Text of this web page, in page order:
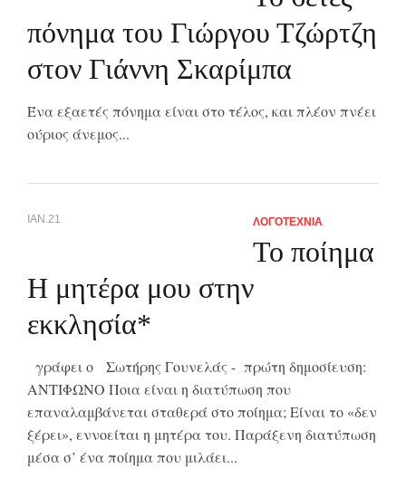
πόνημα του Γιώργου Τζώρτζη
στον Γιάννη Σκαρίμπα
Ένα εξαετές πόνημα είναι στο τέλος, και πλέον πνέει
ούριος άνεμος...
ΙΑΝ.21 ΛΟΓΟΤΕΧΝΙΑ
Το ποίημα
Η μητέρα μου στην
εκκλησία*
γράφει ο Σωτήρης Γουνελάς - πρώτη δημοσίευση:
ΑΝΤΙΦΩΝΟ Ποια είναι η διατύπωση που
επαναλαμβάνεται σταθερά στο ποίημα; Είναι το «δεν
ξέρει», εννοείται η μητέρα του. Παράξενη διατύπωση
μέσα σ’ ένα ποίημα που μιλάει...